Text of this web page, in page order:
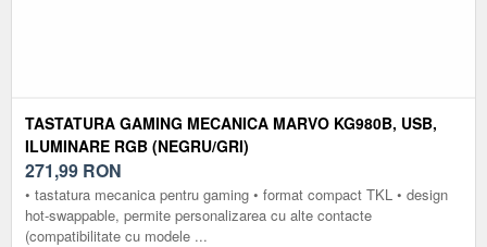
TASTATURA GAMING MECANICA MARVO KG980B, USB,
ILUMINARE RGB (NEGRU/GRI)
271,99 RON
• tastatura mecanica pentru gaming • format compact TKL • design
hot-swappable, permite personalizarea cu alte contacte
(compatibilitate cu modele ...